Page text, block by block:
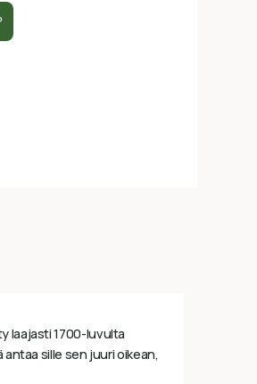
laajasti 1700-luvulta
sille sen juuri oikean,